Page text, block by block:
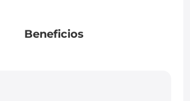
Beneficios